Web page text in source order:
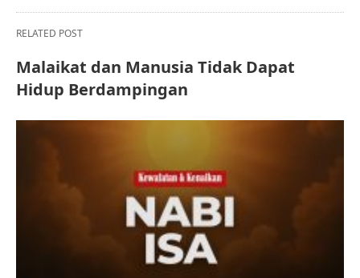
RELATED POST
Malaikat dan Manusia Tidak Dapat
Hidup Berdampingan